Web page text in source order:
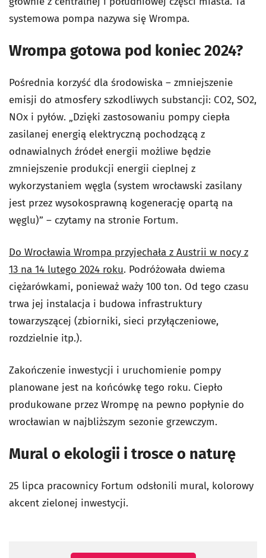
systemowa pompa nazywa się Wrompa.
Wrompa gotowa pod koniec 2024?
Pośrednia korzyść dla środowiska – zmniejszenie
emisji do atmosfery szkodliwych substancji: CO2, SO2,
NOx i pyłów. „Dzięki zastosowaniu pompy ciepła
zasilanej energią elektryczną pochodzącą z
odnawialnych źródeł energii możliwe będzie
zmniejszenie produkcji energii cieplnej z
wykorzystaniem węgla (system wrocławski zasilany
jest przez wysokosprawną kogenerację opartą na
węglu)” – czytamy na stronie Fortum.
Do Wrocławia Wrompa przyjechała z Austrii w nocy z
13 na 14 lutego 2024 roku. Podróżowała dwiema
ciężarówkami, ponieważ waży 100 ton. Od tego czasu
trwa jej instalacja i budowa infrastruktury
towarzyszącej (zbiorniki, sieci przyłączeniowe,
rozdzielnie itp.).
Zakończenie inwestycji i uruchomienie pompy
planowane jest na końcówkę tego roku. Ciepło
produkowane przez Wrompę na pewno popłynie do
wrocławian w najbliższym sezonie grzewczym.
Mural o ekologii i trosce o naturę
25 lipca pracownicy Fortum odsłonili mural, kolorowy
akcent zielonej inwestycji.